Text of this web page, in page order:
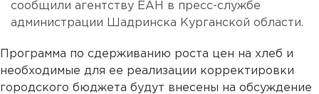
сообщили агентству ЕАН в пресс-службе
администрации Шадринска Курганской области.
Программа по сдерживанию роста цен на хлеб и
необходимые для ее реализации корректировки
городского бюджета будут внесены на обсуждение